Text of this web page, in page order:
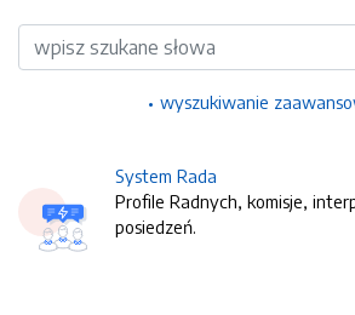
Wyszukiwarka
wyszukiwanie
System Rada
Profile Radnych, komisje,
posiedzeń.